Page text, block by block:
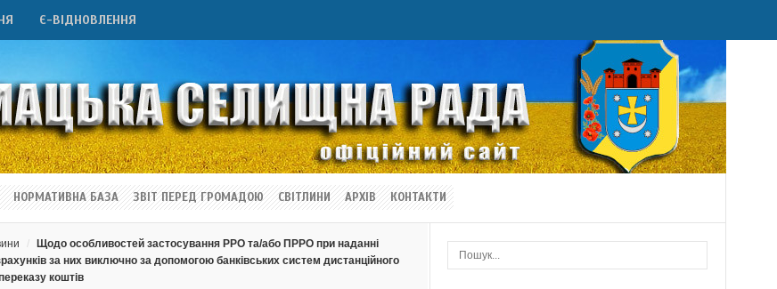
Є-ВІДНОВЛЕННЯ
НОРМАТИВНА БАЗА ЗВІТ ПЕРЕД ГРОМАДОЮ СВІТЛИНИ АРХІВ КОНТАКТИ
Щодо особливостей застосування РРО та/або ПРРО при наданні
за них виключно за допомогою банківських систем дистанційного
коштів